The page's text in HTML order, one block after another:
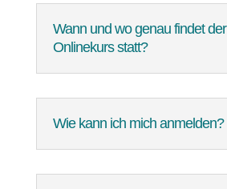
Wann und wo genau findet der
Onlinekurs statt?
Wie kann ich mich anmelden?